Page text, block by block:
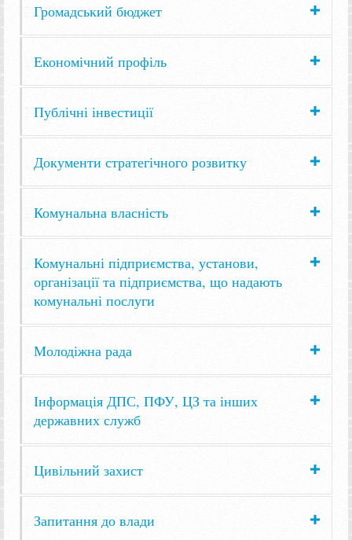
Громадський бюджет
Економічний профіль
Публічні інвестиції
Документи стратегічного розвитку
Комунальна власність
Комунальні підприємства, установи,
організації та підприємства, що надають
комунальні послуги
Молодіжна рада
Інформація ДПС, ПФУ, ЦЗ та інших
державних служб
Цивільний захист
Запитання до влади